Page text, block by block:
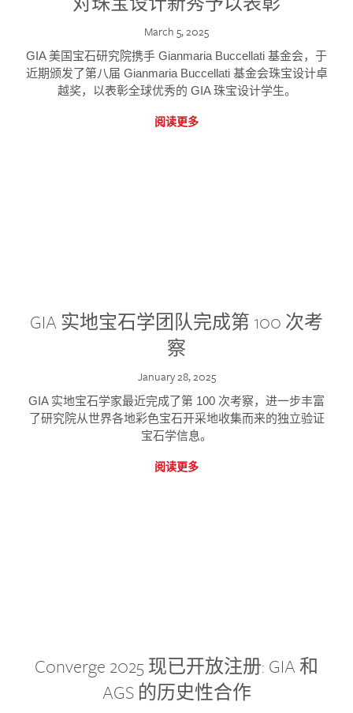
March 5, 2025
GIA 美国宝石研究院携手 Gianmaria Buccellati 基金会，于
近期颁发了第八届 Gianmaria Buccellati 基金会珠宝设计卓
越奖，以表彰全球优秀的 GIA 珠宝设计学生。
阅读更多
GIA 实地宝石学团队完成第 100 次考
察
January 28, 2025
GIA 实地宝石学家最近完成了第 100 次考察，进一步丰富
了研究院从世界各地彩色宝石开采地收集而来的独立验证
宝石学信息。
阅读更多
Converge 2025 现已开放注册: GIA 和
AGS 的历史性合作